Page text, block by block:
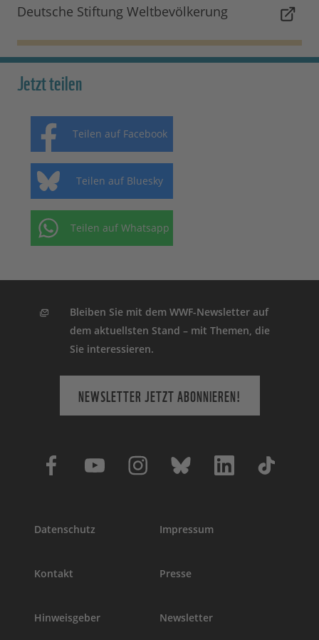
Deutsche Stiftung Weltbevölkerung
Jetzt teilen
Teilen auf Facebook
Teilen auf Bluesky
Teilen auf Whatsapp
Bleiben Sie mit dem WWF-Newsletter auf
dem aktuellsten Stand – mit Themen, die
Sie interessieren.
NEWSLETTER JETZT ABONNIEREN!
Datenschutz Impressum
Kontakt Presse
Hinweisgeber Newsletter